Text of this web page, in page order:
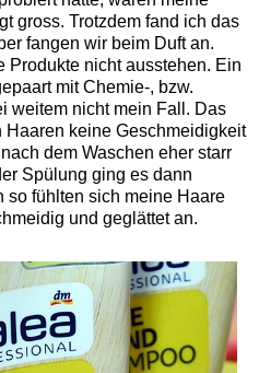
gross. Trotzdem fand ich das
fangen wir beim Duft an.
Produkte nicht ausstehen. Ein
mit Chemie-, bzw.
weitem nicht mein Fall. Das
keine Geschmeidigkeit
dem Waschen eher starr
Spülung ging es dann
so fühlten sich meine Haare
und geglättet an.